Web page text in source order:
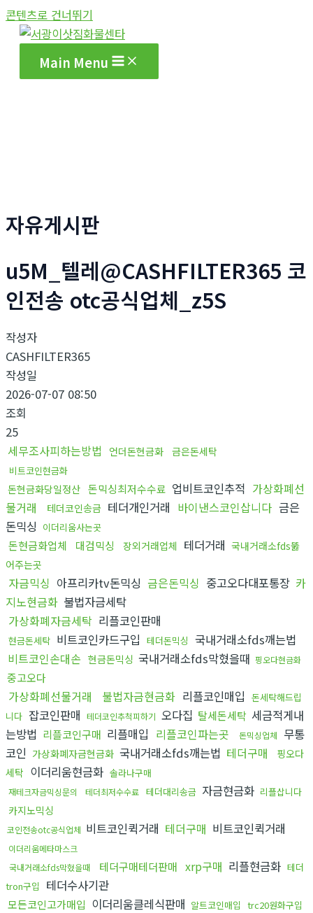
콘텐츠로 건너뛰기
Main Menu
자유게시판
u5M_텔레@CASHFILTER365 코
인전송 otc공식업체_z5S
작성자
CASHFILTER365
작성일
2026-07-07 08:50
조회
25
세무조사피하는방법
언더돈현금화 금은돈세탁
비트코인현금화
돈현금화당일정산 돈믹싱최저수수료 업비트코인추적 가상화폐선
물거래
테더코인송금 테더개인거래 바이낸스코인삽니다 금은
돈믹싱 이더리움사는곳
돈현금화업체 대검믹싱 장외거래업체 테더거래 국내거래소fds뚫
어주는곳
자금믹싱 아프리카tv돈믹싱 금은돈믹싱 중고오다대포통장 카
지노현금화 불법자금세탁
가상화폐자금세탁 리플코인판매
현금돈세탁 비트코인카드구입 테더돈믹싱 국내거래소fds깨는법
비트코인손대손 현금돈믹싱 국내거래소fds막혔을때 핑오다현금화
중고오다
가상화폐선물거래 불법자금현금화 리플코인매입 돈세탁해드립
니다 잡코인판매 테더코인추척피하기 오다집 탈세돈세탁 세금적게내
는방법 리플코인구매 리플매입 리플코인파는곳 돈믹싱업체
무통
코인 가상화폐자금현금화 국내거래소fds깨는법 테더구매
핑오다
세탁 이더리움현금화 솔라나구매
재테크자금믹싱문의 테더최저수수료 테더대리송금 자금현금화 리플삽니다
카지노믹싱
코인전송otc공식업체 비트코인퀵거래 테더구매 비트코인퀵거래
이더리움메타마스크
국내거래소fds막혔을때
테더구매테더판매 xrp구매 리플현금화 테더
tron구입
테더수사기관
모든코인고가매입 이더리움클레식판매 알트코인매입 trc20원화구입